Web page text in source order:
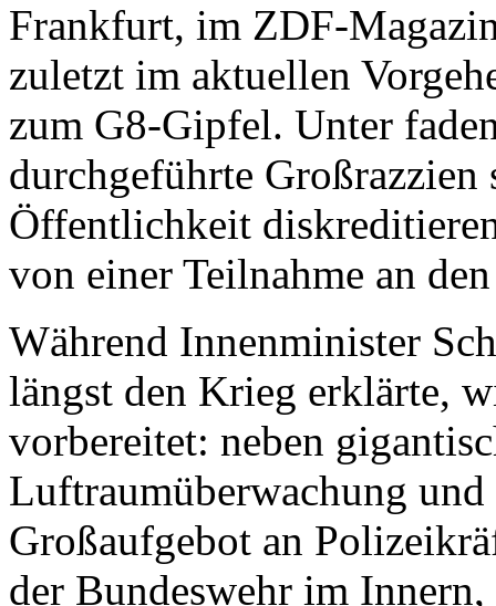
Frankfurt, im ZDF-
zuletzt im aktuellen
zum G8-Gipfel. Unter
durchgeführte
Öffentlichkeit
von einer Teilnahme an
Während Innenminister
längst den Krieg erklärte,
vorbereitet: neben
Luftraumüberwachung
Großaufgebot an
der Bundeswehr im